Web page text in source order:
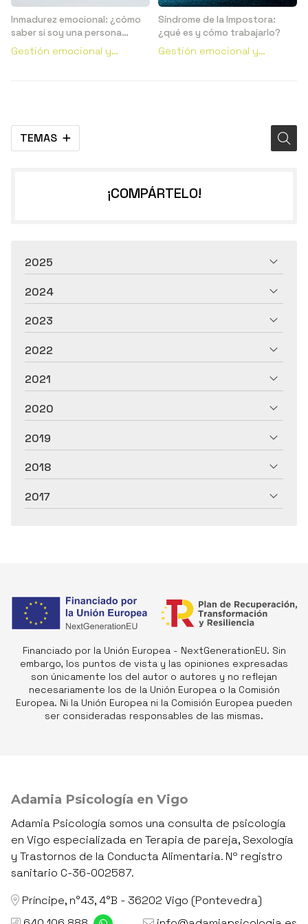
TEMAS
Inmadurez emocional: ¿cómo
saber si soy una persona
emocionalmente inmadura?
Gestión emocional y
Síndrome de la Impostora:
¿qué es y cómo trabajarlo?
Gestión emocional y
¡COMPÁRTELO!
2025
2024
2023
2022
2021
2020
2019
2018
2017
Financiado por la Unión Europea - NextGenerationEU. Sin
embargo, los puntos de vista y las opiniones expresadas
son únicamente los del autor o autores y no reflejan
necesariamente los de la Unión Europea o la Comisión
Europea. Ni la Unión Europea ni la Comisión Europea pueden
ser consideradas responsables de las mismas.
Adamia Psicología en Vigo
Adamia Psicología somos una consulta de psicología
en Vigo especializada en Terapia de pareja, Sexología
y Trastornos de la Conducta Alimentaria. Nº registro
sanitario C-36-002587.
Príncipe, n°43, 4°B - 36202 Vigo (Pontevedra)